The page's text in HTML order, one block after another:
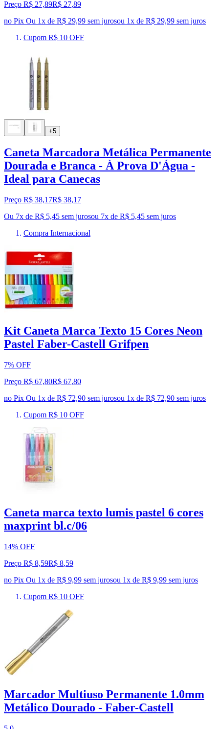
Preço R$ 27,89R$ 27,89
no Pix Ou 1x de R$ 29,99 sem jurosou 1x de R$ 29,99 sem juros
Cupom R$ 10 OFF
+5
Caneta Marcadora Metálica Permanente
Dourada e Branca - À Prova D'Água -
Ideal para Canecas
Preço R$ 38,17R$ 38,17
Ou 7x de R$ 5,45 sem jurosou 7x de R$ 5,45 sem juros
Compra Internacional
Kit Caneta Marca Texto 15 Cores Neon
Pastel Faber-Castell Grifpen
7% OFF
Preço R$ 67,80R$ 67,80
no Pix Ou 1x de R$ 72,90 sem jurosou 1x de R$ 72,90 sem juros
Cupom R$ 10 OFF
Caneta marca texto lumis pastel 6 cores
maxprint bl.c/06
14% OFF
Preço R$ 8,59R$ 8,59
no Pix Ou 1x de R$ 9,99 sem jurosou 1x de R$ 9,99 sem juros
Cupom R$ 10 OFF
Marcador Multiuso Permanente 1.0mm
Metálico Dourado - Faber-Castell